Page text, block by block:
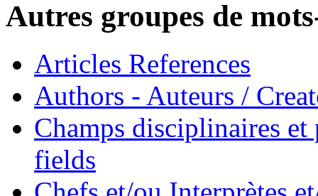
Autres groupes de
Articles References
Authors - Auteurs /
Champs disciplinaires
fields